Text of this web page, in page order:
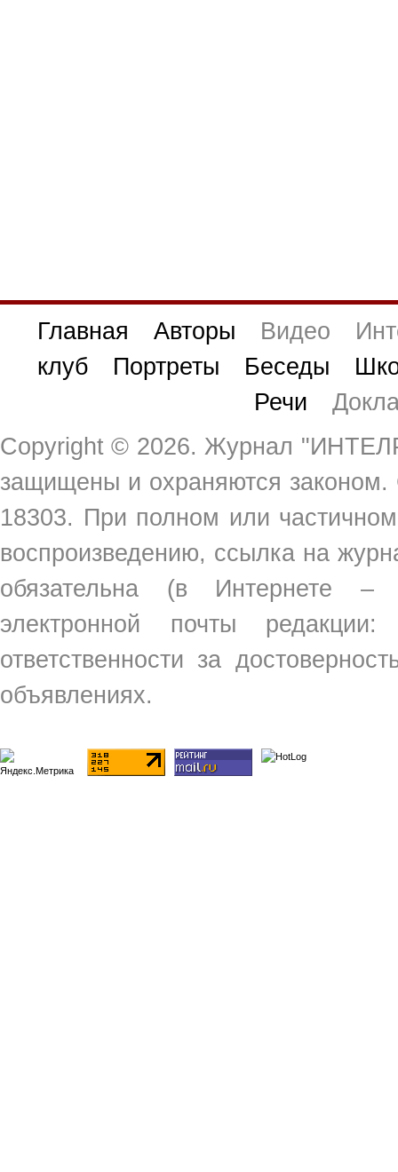
Главная Авторы Видео
клуб
Портреты Беседы
Речи
Copyright © 2026. Журнал
защищены и охраняются
18303. При полном или
воспроизведению, ссылка на
обязательна (в Интернете
электронной почты
ответственности за
объявлениях.